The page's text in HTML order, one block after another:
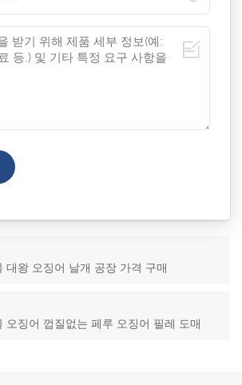
대왕 오징어 날개 공장 가격 구매
오징어 껍질없는 페루 오징어 필레 도매